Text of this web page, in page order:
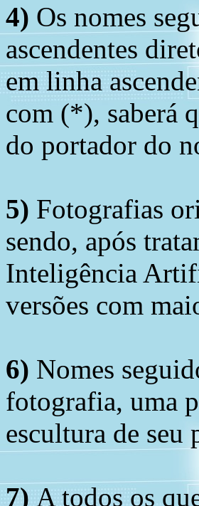
4) Os nomes
ascendentes
em linha
com (*), saberá
do portador do
5) Fotografias
sendo, após
Inteligência
versões com
6) Nomes
fotografia, uma
escultura de seu
7) A todos os